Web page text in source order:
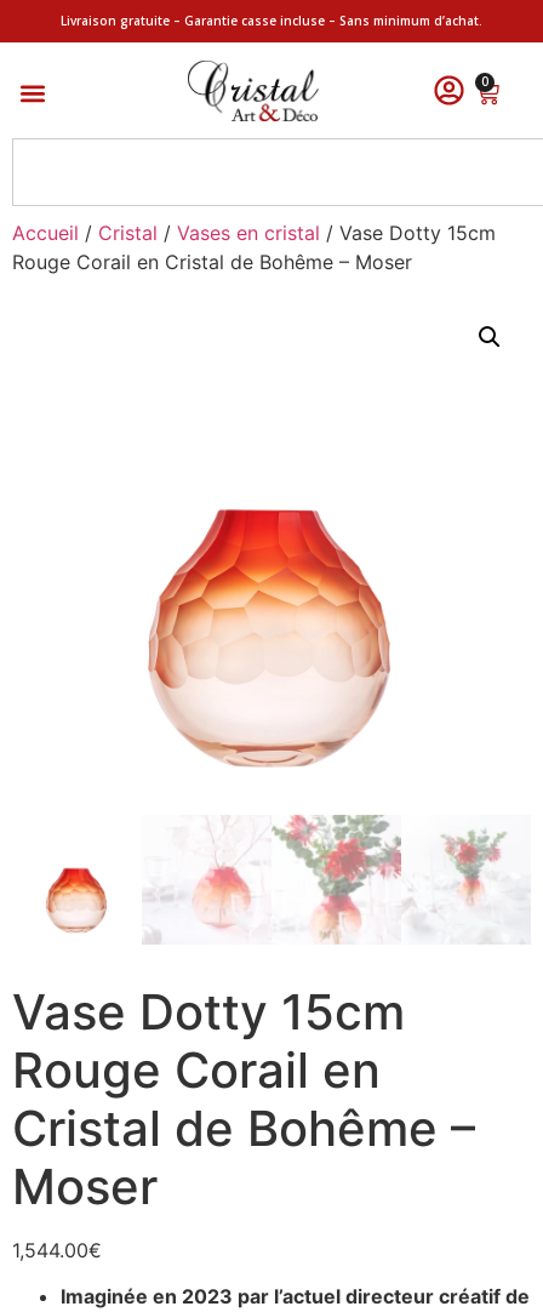
Livraison gratuite – Garantie casse incluse – Sans minimum d’achat.
0
Accueil / Cristal / Vases en cristal / Vase Dotty 15cm
Rouge Corail en Cristal de Bohême – Moser
Vase Dotty 15cm
Rouge Corail en
Cristal de Bohême –
Moser
1,544.00€
Imaginée en 2023 par l’actuel directeur créatif de